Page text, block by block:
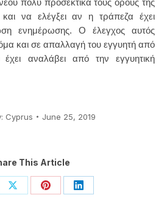
και να ελέγξει αν η τράπεζα έχει
ενημέρωσης. Ο έλεγχος αυτός
και σε απαλλαγή του εγγυητή από
αναλάβει από την εγγυητική
Cyprus June 25, 2019
This Article
Share Share Share